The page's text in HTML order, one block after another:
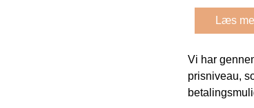
Læs
Vi har
prisniveau,